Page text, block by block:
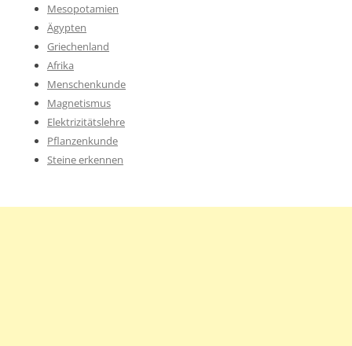
Mesopotamien
Ägypten
Griechenland
Afrika
Menschenkunde
Magnetismus
Elektrizitätslehre
Pflanzenkunde
Steine erkennen